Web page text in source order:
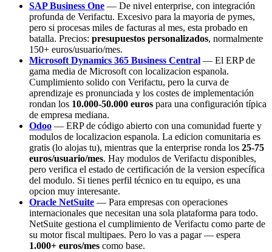
SAP Business One — De nivel enterprise, con integración
profunda de Verifactu. Excesivo para la mayoria de pymes,
pero si procesas miles de facturas al mes, esta probado en
batalla. Precios: presupuestos personalizados, normalmente
150+ euros/usuario/mes.
Microsoft Dynamics 365 Business Central — El ERP de
gama media de Microsoft con localizacion espanola.
Cumplimiento solido con Verifactu, pero la curva de
aprendizaje es pronunciada y los costes de implementación
rondan los 10.000-50.000 euros para una configuración típica
de empresa mediana.
Odoo — ERP de código abierto con una comunidad fuerte y
modulos de localizacion espanola. La edicion comunitaria es
gratis (lo alojas tu), mientras que la enterprise ronda los 25-75
euros/usuario/mes. Hay modulos de Verifactu disponibles,
pero verifica el estado de certificación de la version específica
del modulo. Si tienes perfil técnico en tu equipo, es una
opcion muy interesante.
Oracle NetSuite — Para empresas con operaciones
internacionales que necesitan una sola plataforma para todo.
NetSuite gestiona el cumplimiento de Verifactu como parte de
su motor fiscal multipaes. Pero lo vas a pagar — espera
1.000+ euros/mes como base.